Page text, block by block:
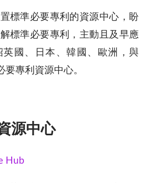
標準必要專利的資源中心，盼
標準必要專利，主動且及早應
英國、日本、韓國、歐洲，與
要專利資源中心。
源中心
Hub